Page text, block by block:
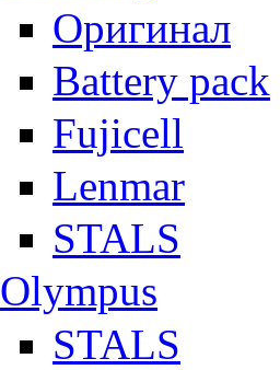
Оригинал
Battery pack
Fujicell
Lenmar
STALS
Olympus
STALS